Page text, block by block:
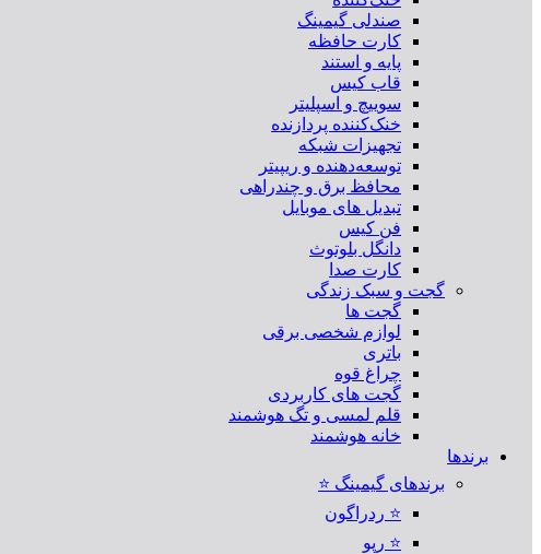
صندلی گیمینگ
کارت حافظه
پایه و استند
قاب کیس
سوییچ و اسپلیتر
خنک‌کننده پردازنده
تجهیزات شبکه
توسعه‌دهنده و ریپیتر
محافظ برق و چندراهی
تبدیل های موبایل
فن کیس
دانگل بلوتوث
کارت صدا
گجت و سبک زندگی
گجت ها
لوازم شخصی برقی
باتری
چراغ قوه
گجت های کاربردی
قلم لمسی و تگ هوشمند
خانه هوشمند
برندها
برندهای گیمینگ ⭐
⭐ ردراگون
⭐ رپو